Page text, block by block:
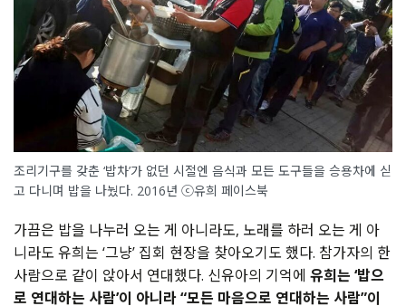
조리기구를 갖춘 ‘밥차’가 없던 시절엔 음식과 모든 도구들을 승용차에 싣
고 다니며 밥을 나눴다. 2016년 ⓒ유희 페이스북
가끔은 밥을 나누러 오는 게 아니라도, 노래를 하러 오는 게 아
니라도 유희는 ‘그냥’ 집회 현장을 찾아오기도 했다. 참가자의 한
사람으로 같이 앉아서 연대했다. 신유아의 기억에 유희는 ‘밥으
로 연대하는 사람’이 아니라 “모든 마음으로 연대하는 사람”이